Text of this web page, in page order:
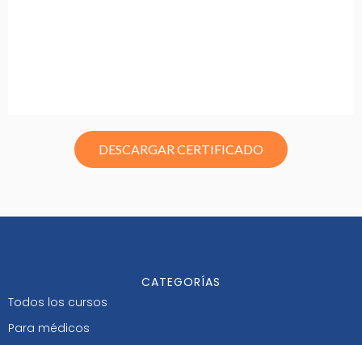
DESCARGAR CERTIFICADO
CATEGORÍAS
Todos los cursos
Para médicos